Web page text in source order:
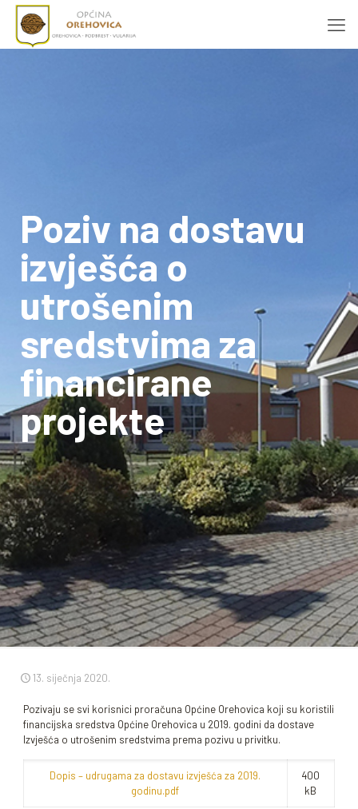
Poziv na dostavu
izvješća o
utrošenim
sredstvima za
financirane
projekte
13. siječnja 2020.
Pozivaju se svi korisnici proračuna Općine Orehovica koji su koristili
financijska sredstva Općine Orehovica u 2019. godini da dostave
Izvješća o utrošenim sredstvima prema pozivu u privitku.
Dopis – udrugama za dostavu izvješća za 2019.
godinu.pdf
400
kB